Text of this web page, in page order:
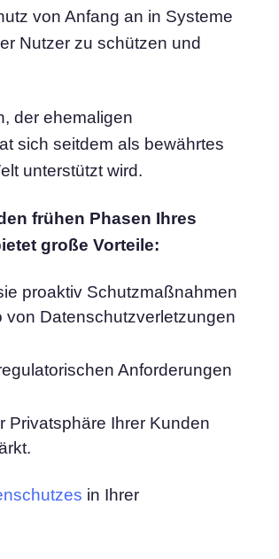
von Anfang an in Systeme
Nutzer zu schützen und
der ehemaligen
sich seitdem als bewährtes
unterstützt wird.
frühen Phasen Ihres
große Vorteile:
proaktiv Schutzmaßnahmen
Datenschutzverletzungen
Anforderungen
Privatsphäre Ihrer Kunden
in Ihrer